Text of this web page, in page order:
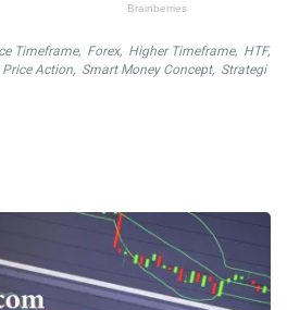
Timeframe, Forex, Higher Timeframe, HTF,
Price Action, Smart Money Concept, Strategi